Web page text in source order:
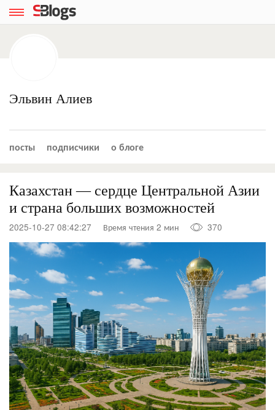
Эльвин Алиев
посты подписчики о блоге
Казахстан — сердце Центральной Азии
и страна больших возможностей
2025-10-27 08:42:27 Время чтения 2 мин 370